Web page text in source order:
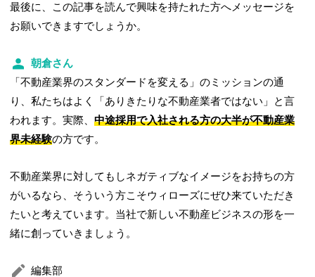
最後に、この記事を読んで興味を持たれた方へメッセージを
お願いできますでしょうか。
朝倉さん
「不動産業界のスタンダードを変える」のミッションの通
り、私たちはよく「ありきたりな不動産業者ではない」と言
われます。実際、中途採用で入社される方の大半が不動産業
界未経験の方です。
不動産業界に対してもしネガティブなイメージをお持ちの方
がいるなら、そういう方こそウィローズにぜひ来ていただき
たいと考えています。当社で新しい不動産ビジネスの形を一
緒に創っていきましょう。
編集部